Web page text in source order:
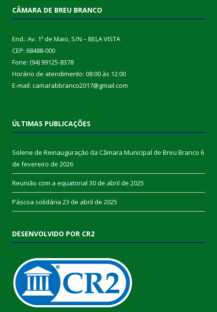
CÂMARA DE BREU BRANCO
End.: Av. 1º de Maio, S/N – BELA VISTA
CEP: 68488-000
Fone: (94) 99125-8378
Horário de atendimento: 08:00 às 12:00
E-mail: camarabbranco2017@gmail.com
ÚLTIMAS PUBLICAÇÕES
Solene de Reinauguração da Câmara Municipal de Breu Branco 6
de fevereiro de 2026
Reunião com a equatorial 30 de abril de 2025
Páscoa solidária 23 de abril de 2025
DESENVOLVIDO POR CR2